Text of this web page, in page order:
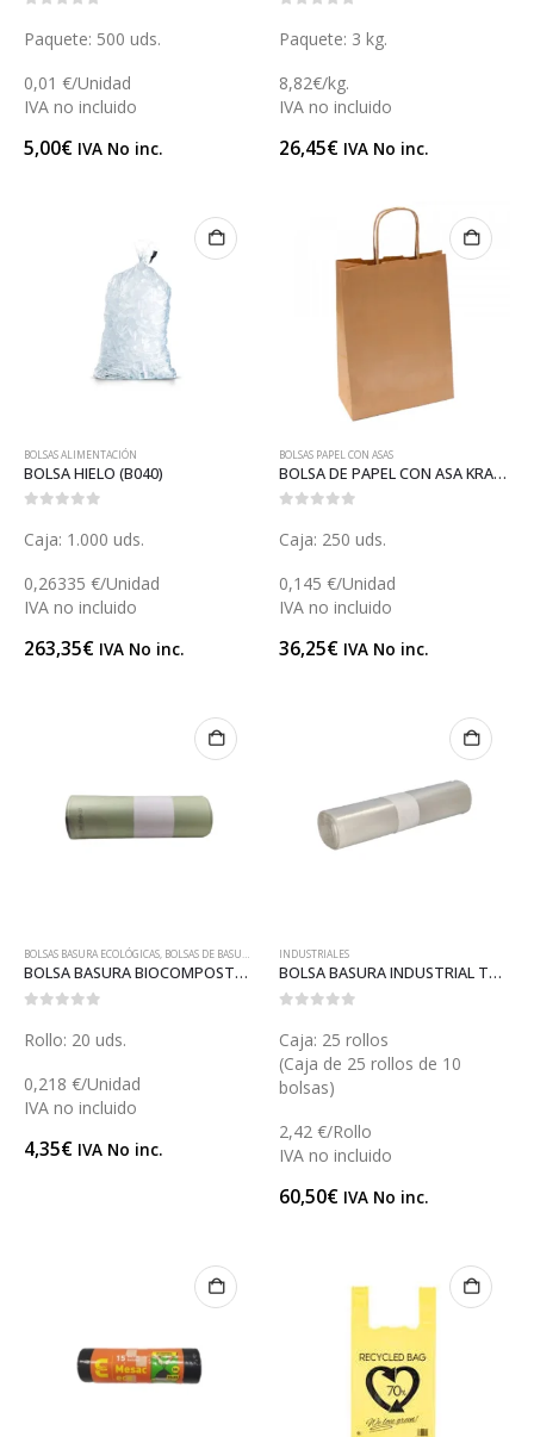
Paquete: 500 uds.
0,01 €/Unidad
IVA no incluido
5,00€ IVA No inc.
Paquete: 3 kg.
8,82€/kg.
IVA no incluido
26,45€ IVA No inc.
BOLSAS ALIMENTACIÓN
BOLSA HIELO (B040)
Caja: 1.000 uds.
0,26335 €/Unidad
IVA no incluido
263,35€ IVA No inc.
BOLSAS PAPEL CON ASAS
BOLSA DE PAPEL CON ASA KRAFT 19 (BGP10919)
Caja: 250 uds.
0,145 €/Unidad
IVA no incluido
36,25€ IVA No inc.
BOLSAS BASURA ECOLÓGICAS, BOLSAS DE BASURA INDUSTRIALES
BOLSA BASURA BIOCOMPOSTABLE (B050)
Rollo: 20 uds.
0,218 €/Unidad
IVA no incluido
4,35€ IVA No inc.
INDUSTRIALES
BOLSA BASURA INDUSTRIAL TRANSPARENTE (B014T)
Caja: 25 rollos
(Caja de 25 rollos de 10
bolsas)
2,42 €/Rollo
IVA no incluido
60,50€ IVA No inc.